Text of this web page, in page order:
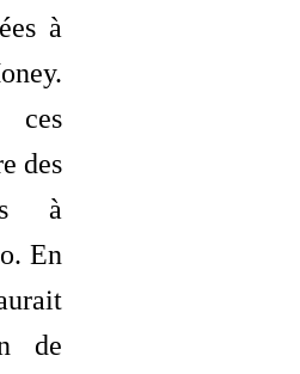
à
ces
des
à
En
de